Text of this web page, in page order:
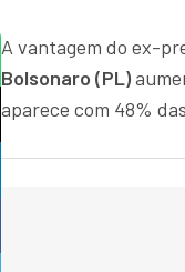
A vantagem do ex-
Bolsonaro (PL)
aparece com 48%